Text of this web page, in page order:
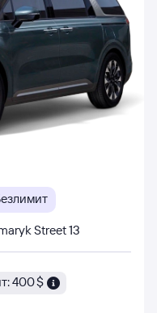
Street 13
400 $